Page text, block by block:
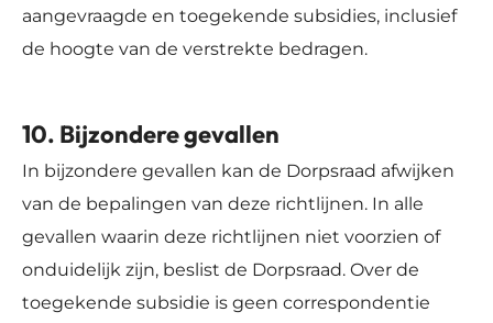
aangevraagde en toegekende subsidies, inclusief
de hoogte van de verstrekte bedragen.
10. Bijzondere gevallen
In bijzondere gevallen kan de Dorpsraad afwijken
van de bepalingen van deze richtlijnen. In alle
gevallen waarin deze richtlijnen niet voorzien of
onduidelijk zijn, beslist de Dorpsraad. Over de
toegekende subsidie is geen correspondentie